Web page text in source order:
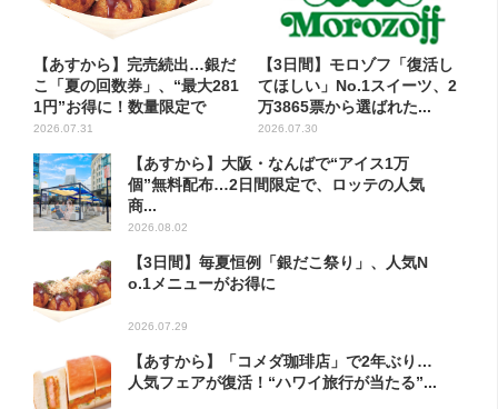
【あすから】完売続出…銀だ
こ「夏の回数券」、“最大281
1円”お得に！数量限定で
2026.07.31
【3日間】モロゾフ「復活し
てほしい」No.1スイーツ、2
万3865票から選ばれた...
2026.07.30
【あすから】大阪・なんばで“アイス1万
個”無料配布…2日間限定で、ロッテの人気
商...
2026.08.02
【3日間】毎夏恒例「銀だこ祭り」、人気N
o.1メニューがお得に
2026.07.29
【あすから】「コメダ珈琲店」で2年ぶり…
人気フェアが復活！“ハワイ旅行が当たる”...